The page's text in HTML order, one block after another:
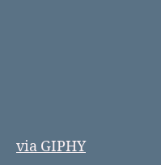
via GIPHY